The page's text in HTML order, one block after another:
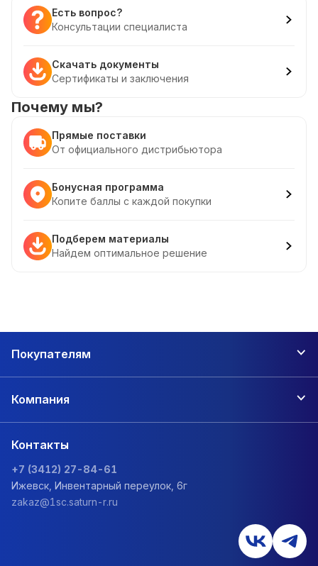
Есть вопрос?
Консультации специалиста
Скачать документы
Сертификаты и заключения
Почему мы?
Прямые поставки
От официального дистрибьютора
Бонусная программа
Копите баллы с каждой покупки
Подберем материалы
Найдем оптимальное решение
Покупателям
Компания
Контакты
+7 (3412) 27-84-61
Ижевск, Инвентарный переулок, 6г
zakaz@1sc.saturn-r.ru